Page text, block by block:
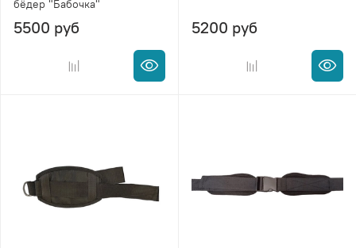
бёдер "Бабочка"
5500 руб 5200 руб